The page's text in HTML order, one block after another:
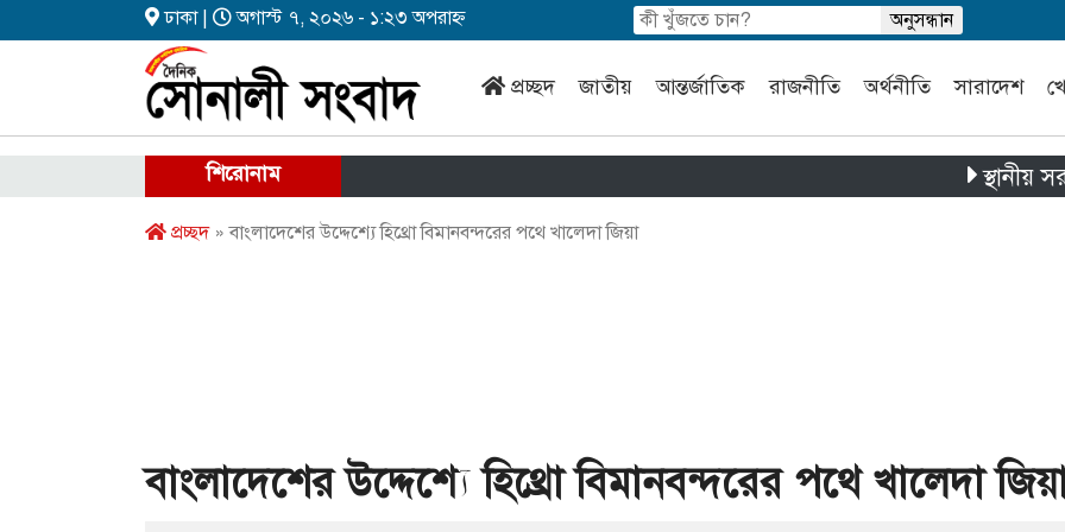
ঢাকা | অগাস্ট ৭, ২০২৬ - ১:২৩ অপরাহ্ন
প্রচ্ছদ জাতীয় আন্তর্জাতিক রাজনীতি অর্থনীতি সারাদেশ
শিরোনাম স্থানীয় সরকার
প্রচ্ছদ» বাংলাদেশের উদ্দেশ্যে হিথ্রো বিমানবন্দরের পথে খালেদা জিয়া
বাংলাদেশের উদ্দেশ্যে হিথ্রো বিমানবন্দরের পথে খালেদা